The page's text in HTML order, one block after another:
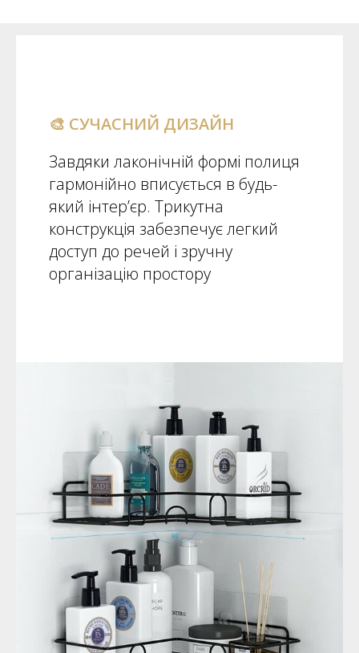
🎨 СУЧАСНИЙ ДИЗАЙН
Завдяки лаконічній формі полиця
гармонійно вписується в будь-
який інтер’єр. Трикутна
конструкція забезпечує легкий
доступ до речей і зручну
організацію простору